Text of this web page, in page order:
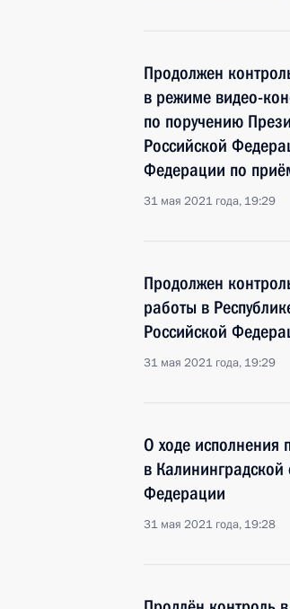
Продолжен
в режиме видео-
по поручению
Российской
Федерации по
31 мая 2021 года, 19:29
Продолжен
работы в
Российской
31 мая 2021 года, 19:29
О ходе исполнения
в
Федерации
31 мая 2021 года, 19:28